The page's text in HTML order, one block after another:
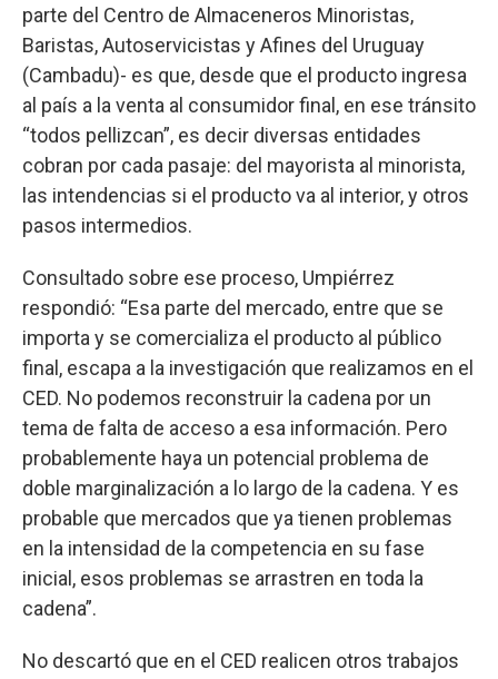
parte del Centro de Almaceneros Minoristas,
Baristas, Autoservicistas y Afines del Uruguay
(Cambadu)- es que, desde que el producto ingresa
al país a la venta al consumidor final, en ese tránsito
“todos pellizcan”, es decir diversas entidades
cobran por cada pasaje: del mayorista al minorista,
las intendencias si el producto va al interior, y otros
pasos intermedios.
Consultado sobre ese proceso, Umpiérrez
respondió: “Esa parte del mercado, entre que se
importa y se comercializa el producto al público
final, escapa a la investigación que realizamos en el
CED. No podemos reconstruir la cadena por un
tema de falta de acceso a esa información. Pero
probablemente haya un potencial problema de
doble marginalización a lo largo de la cadena. Y es
probable que mercados que ya tienen problemas
en la intensidad de la competencia en su fase
inicial, esos problemas se arrastren en toda la
cadena”.
No descartó que en el CED realicen otros trabajos